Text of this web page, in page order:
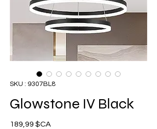
SKU : 9307BL8
Glowstone IV Black
189,99 $CA